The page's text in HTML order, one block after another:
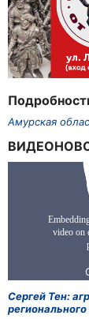
Амурская
Сергей Тен: